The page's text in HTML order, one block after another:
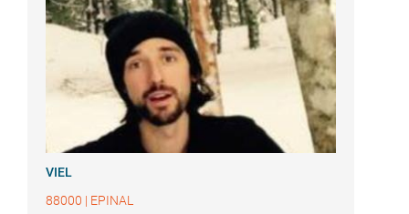
VIEL
88000 | EPINAL